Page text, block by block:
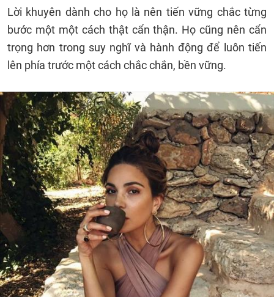
Lời khuyên dành cho họ là nên tiến vững chắc từng
bước một một cách thật cẩn thận. Họ cũng nên cẩn
trọng hơn trong suy nghĩ và hành động để luôn tiến
lên phía trước một cách chắc chắn, bền vững.